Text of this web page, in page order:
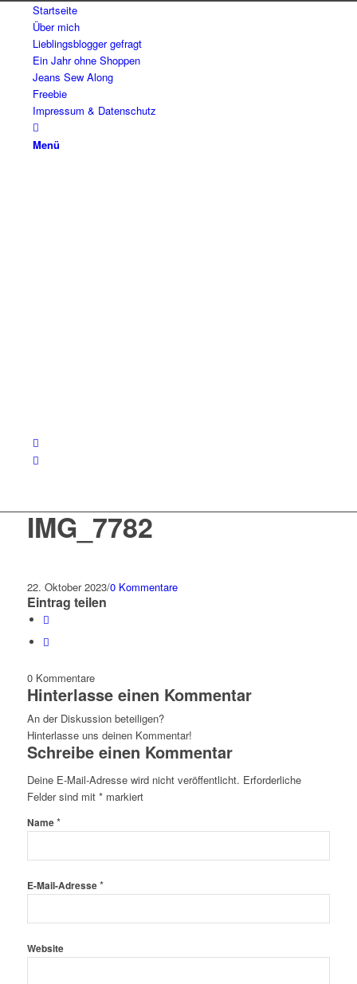
Startseite
Über mich
Lieblingsblogger gefragt
Ein Jahr ohne Shoppen
Jeans Sew Along
Freebie
Impressum & Datenschutz
Menü
IMG_7782
22. Oktober 2023/0 Kommentare
Eintrag teilen
0 Kommentare
Hinterlasse einen Kommentar
An der Diskussion beteiligen?
Hinterlasse uns deinen Kommentar!
Schreibe einen Kommentar
Deine E-Mail-Adresse wird nicht veröffentlicht. Erforderliche
Felder sind mit *markiert
Name*
E-Mail-Adresse*
Website